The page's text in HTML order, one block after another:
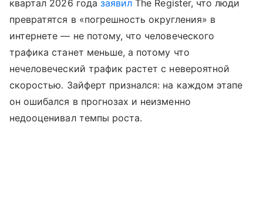
квартал 2026 года заявил The Register, что люди
превратятся в «погрешность округления» в
интернете — не потому, что человеческого
трафика станет меньше, а потому что
нечеловеческий трафик растет с невероятной
скоростью. Зайферт признался: на каждом этапе
он ошибался в прогнозах и неизменно
недооценивал темпы роста.